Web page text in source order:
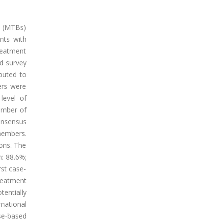
with
survey
to
were
of
of
The
88.6%;
case-
based